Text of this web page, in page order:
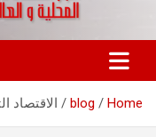
كواليس
اخبار اقتصاد فلسطين و
Home
blog الاقتصاد